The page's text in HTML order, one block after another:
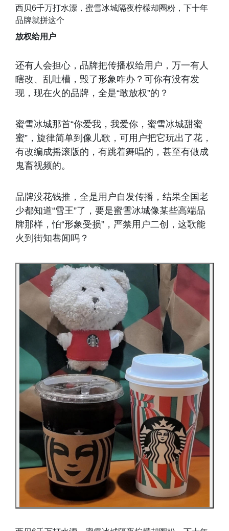
西贝6千万打水漂，蜜雪冰城隔夜柠檬却圈粉，下十年
品牌就拼这个
放权给用户
还有人会担心，品牌把传播权给用户，万一有人
瞎改、乱吐槽，毁了形象咋办？可你有没有发
现，现在火的品牌，全是“敢放权”的？
蜜雪冰城那首“你爱我，我爱你，蜜雪冰城甜蜜
蜜”，旋律简单到像儿歌，可用户把它玩出了花，
有改编成摇滚版的，有跳着舞唱的，甚至有做成
鬼畜视频的。
品牌没花钱推，全是用户自发传播，结果全国老
少都知道“雪王”了，要是蜜雪冰城像某些高端品
牌那样，怕“形象受损”，严禁用户二创，这歌能
火到街知巷闻吗？